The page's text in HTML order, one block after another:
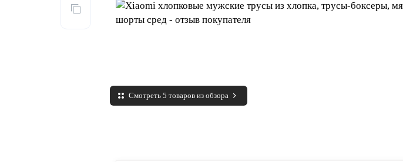
Смотреть 5 товаров из обзора